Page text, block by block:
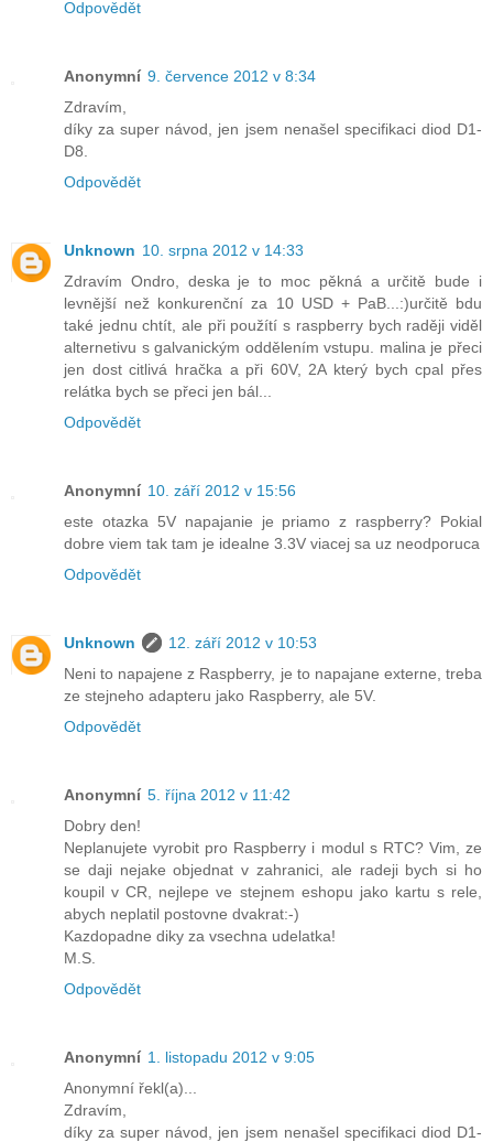
Odpovědět
Anonymní 9. července 2012 v 8:34
Zdravím,
díky za super návod, jen jsem nenašel specifikaci diod D1-
D8.
Odpovědět
Unknown 10. srpna 2012 v 14:33
Zdravím Ondro, deska je to moc pěkná a určitě bude i
levnější než konkurenční za 10 USD + PaB...:)určitě bdu
také jednu chtít, ale při použítí s raspberry bych raději viděl
alternetivu s galvanickým oddělením vstupu. malina je přeci
jen dost citlivá hračka a při 60V, 2A který bych cpal přes
relátka bych se přeci jen bál...
Odpovědět
Anonymní 10. září 2012 v 15:56
este otazka 5V napajanie je priamo z raspberry? Pokial
dobre viem tak tam je idealne 3.3V viacej sa uz neodporuca
Odpovědět
Unknown
12. září 2012 v 10:53
Neni to napajene z Raspberry, je to napajane externe, treba
ze stejneho adapteru jako Raspberry, ale 5V.
Odpovědět
Anonymní 5. října 2012 v 11:42
Dobry den!
Neplanujete vyrobit pro Raspberry i modul s RTC? Vim, ze
se daji nejake objednat v zahranici, ale radeji bych si ho
koupil v CR, nejlepe ve stejnem eshopu jako kartu s rele,
abych neplatil postovne dvakrat:-)
Kazdopadne diky za vsechna udelatka!
M.S.
Odpovědět
Anonymní 1. listopadu 2012 v 9:05
Anonymní řekl(a)...
Zdravím,
díky za super návod, jen jsem nenašel specifikaci diod D1-